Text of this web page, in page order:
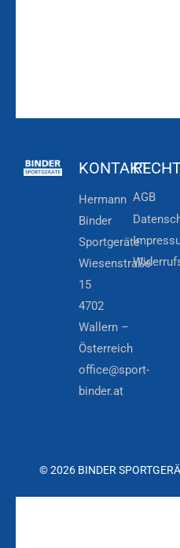
KONTAKT
Hermann
Binder
Sportgeräte
Wiesenstraße
15
4702
Wallern –
Österreich
office@sport-
binder.at
AGB
© 2026 BINDER